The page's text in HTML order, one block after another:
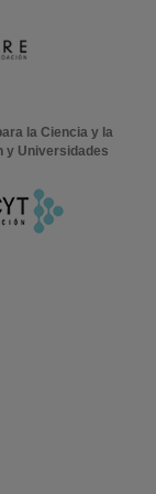
la Ciencia y la
y Universidades